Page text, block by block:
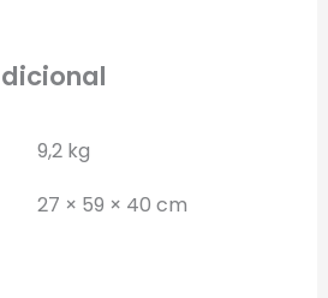
9,2 kg
27 × 59 × 40 cm